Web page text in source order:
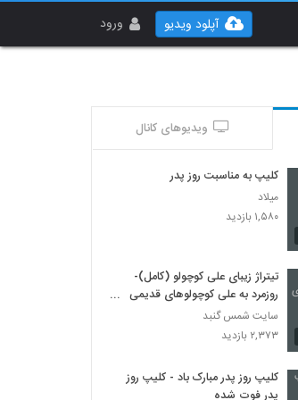
ورود آپلود ویدیو
ویدیوهای کانال
کلیپ به مناسبت روز پدر
میلاد
۱,۵۸۰ بازدید
تیتراژ زیبای علی کوچولو (کامل)-
روزمرد به علی کوچولوهای قدیمی
مبارک
سایت شمس گنبد
۲,۳۷۳ بازدید
کلیپ روز پدر مبارک باد - کلیپ روز
پدر فوت شده